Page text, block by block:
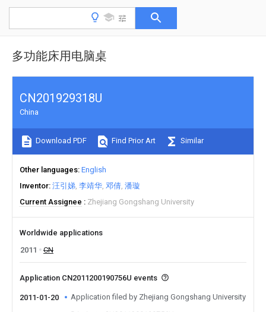
多功能床用电脑桌
CN201929318U
China
Download PDF Find Prior Art Similar
Other languages English
Inventor 汪引娣 李靖华 邓倩 潘璇
Current Assignee
Zhejiang Gongshang University
Worldwide applications
2011
CN
Application CN2011200190756U events
2011-01-20 Application filed by Zhejiang Gongshang University